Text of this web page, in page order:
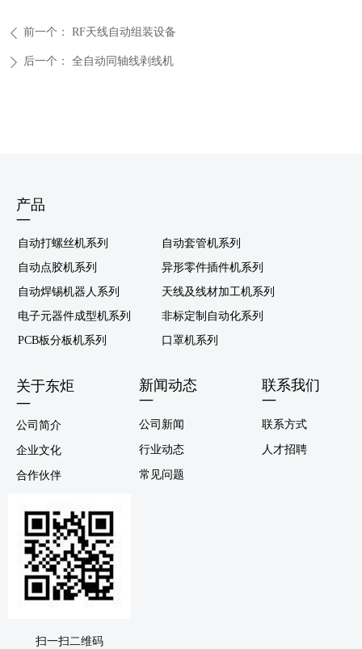
ꄴ 前一个： RF天线自动组装设备
ꄲ 后一个： 全自动同轴线剥线机
扫一扫二维码
公司简介
企业文化
合作伙伴
关于东炬
—
公司新闻
行业动态
常见问题
新闻动态
—
联系方式
人才招聘
联系我们
—
自动打螺丝机系列
自动点胶机系列
自动焊锡机器人系列
电子元器件成型机系列
PCB板分板机系列
产品
—
自动套管机系列
异形零件插件机系列
天线及线材加工机系列
非标定制自动化系列
口罩机系列